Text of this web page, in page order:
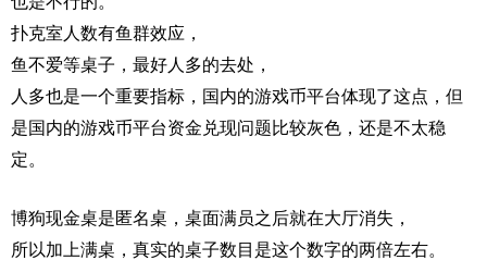
扑克室人数有鱼群效应，
鱼不爱等桌子，最好人多的去处，
人多也是一个重要指标，国内的游戏币平台体现了这点，但
是国内的游戏币平台资金兑现问题比较灰色，还是不太稳
定。
博狗现金桌是匿名桌，桌面满员之后就在大厅消失，
所以加上满桌，真实的桌子数目是这个数字的两倍左右。